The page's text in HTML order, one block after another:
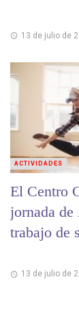
13 de julio de
El Centro
jornada
trabajo de
13 de julio de
ACTIVIDADES